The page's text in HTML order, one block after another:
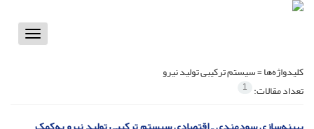
Toggle
کلیدواژه‌ها =سیستم ترکیبی تولید نیرو
تعداد مقالات: 1